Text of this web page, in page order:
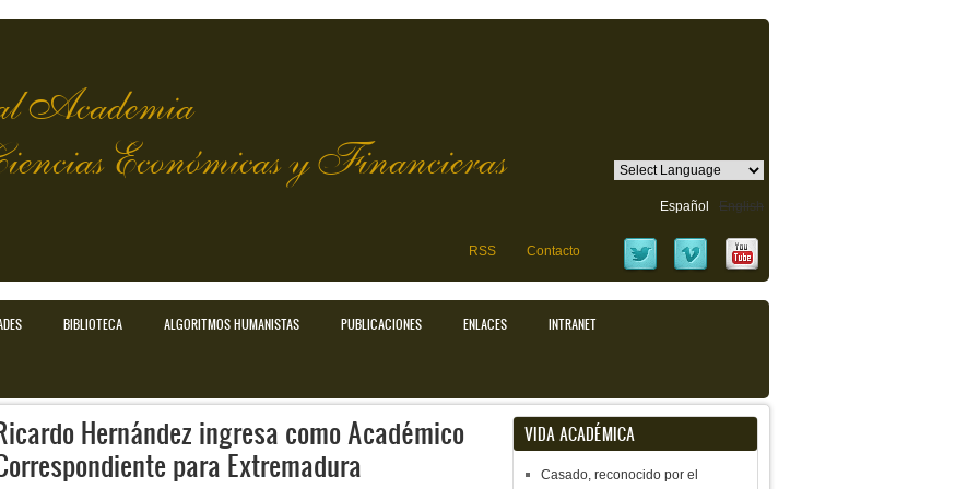
Academia
Económicas y Financieras
Español English
RSS Contacto
BIBLIOTECA ALGORITMOS HUMANISTAS PUBLICACIONES ENLACES INTRANET
Hernández ingresa como Académico
para Extremadura
VIDA ACADÉMICA
Casado, reconocido por el